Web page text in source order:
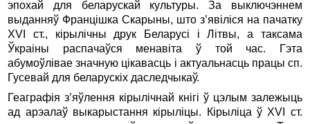
эпохай для беларускай культуры. За выключэннем
выданняў Францішка Скарыны, што з’яві­ліся на пачатку
XVI ст., кірылічны друк Беларусі і Літвы, а таксама
Ўкраіны распачаўся менавіта ў той час. Гэта
абумоўлівае значную цікавасць і актуальнасць працы сп.
Гусевай для беларускіх даследчыкаў.
Геаграфія з’яўлення кірылічнай кнігі ў цэлым залежыць
ад арэалаў выкарыстання кірыліцы. Кірыліца ў XVI ст.